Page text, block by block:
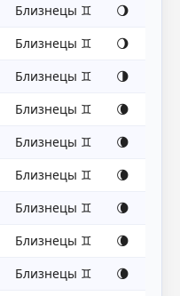
Близнецы ♊
🌖
Близнецы ♊
🌖
Близнецы ♊
🌗
Близнецы ♊
🌘
Близнецы ♊
🌘
Близнецы ♊
🌘
Близнецы ♊
🌘
Близнецы ♊
🌘
Близнецы ♊
🌘